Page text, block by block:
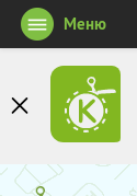
Меню